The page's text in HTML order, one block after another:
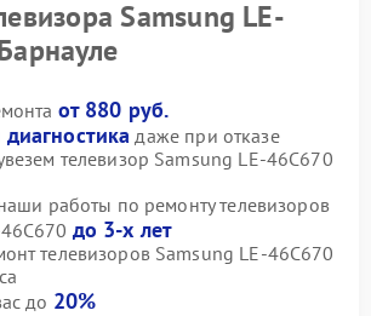
Samsung LE-
от 880 руб.
даже при отказе
телевизор Samsung LE-46C670
работы по ремонту телевизоров
до 3-х лет
телевизоров Samsung LE-46C670
до 20%